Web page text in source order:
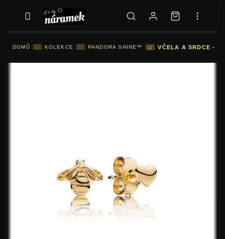
DOMŮ :: KOLEKCE :: PANDORA SHINE™ :: VČELA A SRDCE -